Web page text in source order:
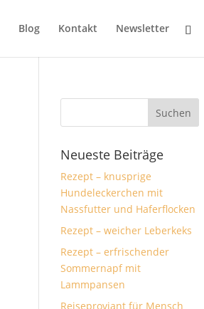
Blog Kontakt Newsletter
Neueste Beiträge
Rezept – knusprige
Hundeleckerchen mit
Nassfutter und Haferflocken
Rezept – weicher Leberkeks
Rezept – erfrischender
Sommernapf mit
Lammpansen
Reiseproviant für Mensch